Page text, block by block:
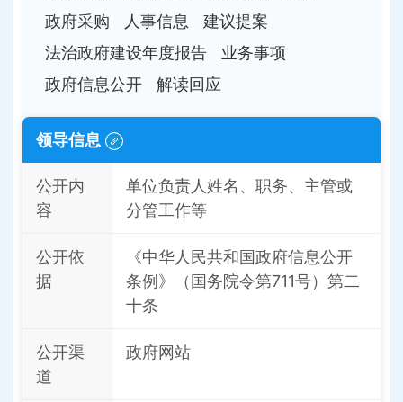
政府采购
人事信息
建议提案
法治政府建设年度报告
业务事项
政府信息公开
解读回应
领导信息
公开内
容
单位负责人姓名、职务、主管或
分管工作等
公开依
据
《中华人民共和国政府信息公开
条例》（国务院令第711号）第二
十条
公开渠
道
政府网站